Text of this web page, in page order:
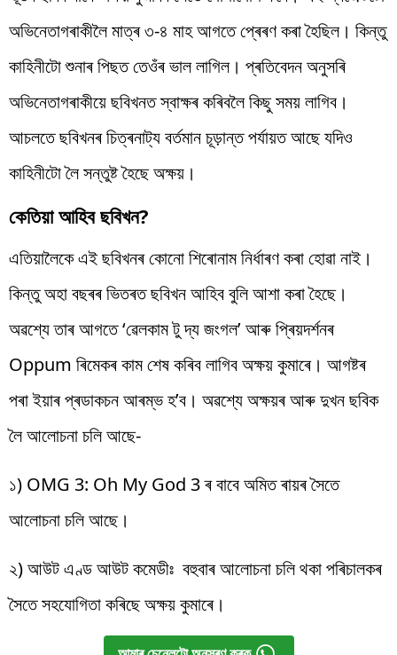
অভিনেতাগৰাকীলৈ মাত্ৰ ৩-৪ মাহ আগতে প্ৰেৰণ কৰা হৈছিল। কিন্তু
কাহিনীটো শুনাৰ পিছত তেওঁৰ ভাল লাগিল। প্ৰতিবেদন অনুসৰি
অভিনেতাগৰাকীয়ে ছবিখনত স্বাক্ষৰ কৰিবলৈ কিছু সময় লাগিব।
আচলতে ছবিখনৰ চিত্ৰনাট্য বৰ্তমান চূড়ান্ত পৰ্যায়ত আছে যদিও
কাহিনীটো লৈ সন্তুষ্ট হৈছে অক্ষয়।
কেতিয়া আহিব ছবিখন?
এতিয়ালৈকে এই ছবিখনৰ কোনো শিৰোনাম নিৰ্ধাৰণ কৰা হোৱা নাই।
কিন্তু অহা বছৰৰ ভিতৰত ছবিখন আহিব বুলি আশা কৰা হৈছে।
অৱশ্যে তাৰ আগতে ‘ৱেলকাম টু দ্য জংগল’ আৰু প্ৰিয়দৰ্শনৰ
Oppum ৰিমেকৰ কাম শেষ কৰিব লাগিব অক্ষয় কুমাৰে। আগষ্টৰ
পৰা ইয়াৰ প্ৰডাকচন আৰম্ভ হ’ব। অৱশ্যে অক্ষয়ৰ আৰু দুখন ছবিক
লৈ আলোচনা চলি আছে-
১) OMG 3: Oh My God 3 ৰ বাবে অমিত ৰায়ৰ সৈতে
আলোচনা চলি আছে।
২) আউট এণ্ড আউট কমেডীঃ বহুবাৰ আলোচনা চলি থকা পৰিচালকৰ
সৈতে সহযোগিতা কৰিছে অক্ষয় কুমাৰে।